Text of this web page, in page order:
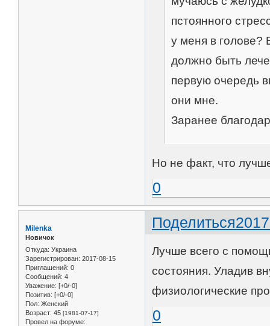
пстоянного
у меня в голове?
должно быть
первую очередь
они мне.
Заранее
Но не факт, что
0
Поделиться
Milenka
Новичок
Откуда: Украина
Зарегистрирован: 2017-08-15
Приглашений: 0
Сообщений: 4
Уважение: [+0/-0]
Позитив: [+0/-0]
Пол: Женский
Возраст: 45 [1981-07-17]
Провел на форуме:
Лучше всего с
состояния. Уладив
физиологические
0